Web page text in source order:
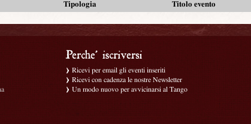
Tipologia Titolo evento
Ricevi per email gli eventi inseriti
Ricevi con cadenza le nostre Newsletter
Un modo nuovo per avvicinarsi al Tango